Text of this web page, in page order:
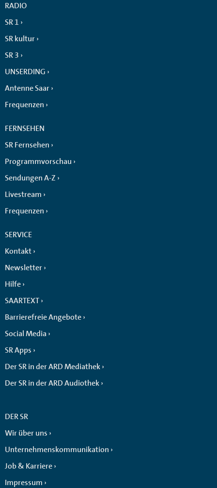
RADIO
SR 1
SR kultur
SR 3
UNSERDING
Antenne Saar
Frequenzen
FERNSEHEN
SR Fernsehen
Programmvorschau
Sendungen A-Z
Livestream
Frequenzen
SERVICE
Kontakt
Newsletter
Hilfe
SAARTEXT
Barrierefreie Angebote
Social Media
SR Apps
Der SR in der ARD Mediathek
Der SR in der ARD Audiothek
DER SR
Wir über uns
Unternehmenskommunikation
Job & Karriere
Impressum